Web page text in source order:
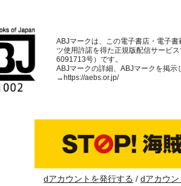
ABJマークは、この電子書店・電子
ツ使用許諾を得た正規版配信サービ
6091713号）です。
ABJマークの詳細、ABJマークを掲示
→https://aebs.or.jp/
dアカウントを発行する dアカウ